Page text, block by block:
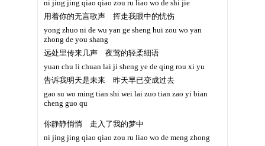
ni jing jing qiao qiao zou ru liao wo de shi jie
用着你的无言歌声 挥走我眼中的忧伤
yong zhuo ni de wu yan ge sheng hui zou wo yan
zhong de you shang
远处里传来几声 夜莺的轻柔细语
yuan chu li chuan lai ji sheng ye de qing rou xi yu
告诉我明天是未来 昨天早已变成过去
gao su wo ming tian shi wei lai zuo tian zao yi bian
cheng guo qu
你静静悄悄 走入了我的梦中
ni jing jing qiao qiao zou ru liao wo de meng zhong